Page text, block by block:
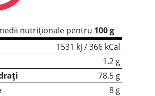
nutriționale pentru 100 g
1531 kj / 366 kCal
1.2 g
78.5 g
8 g